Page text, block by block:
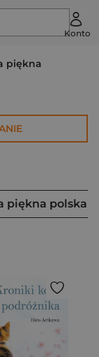
Konto
piękna
piękna polska